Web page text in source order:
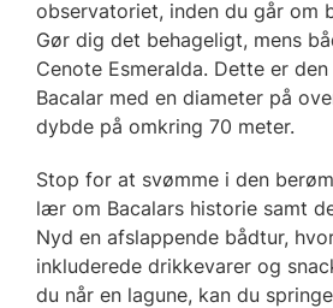
observatoriet, inden du går om
Gør dig det behageligt, mens
Cenote Esmeralda. Dette er
Bacalar med en diameter på
dybde på omkring 70 meter.
Stop for at svømme i den
lær om Bacalars historie samt
Nyd en afslappende bådtur,
inkluderede drikkevarer og
du når en lagune, kan du